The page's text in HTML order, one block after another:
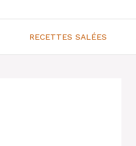
RECETTES SALÉES